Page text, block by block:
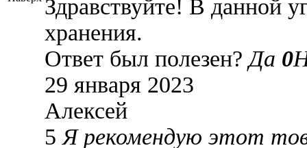
Здравствуйте! В данной
хранения.
Ответ был полезен?Да 0
29 января 2023
Алексей
5 Я рекомендую этот